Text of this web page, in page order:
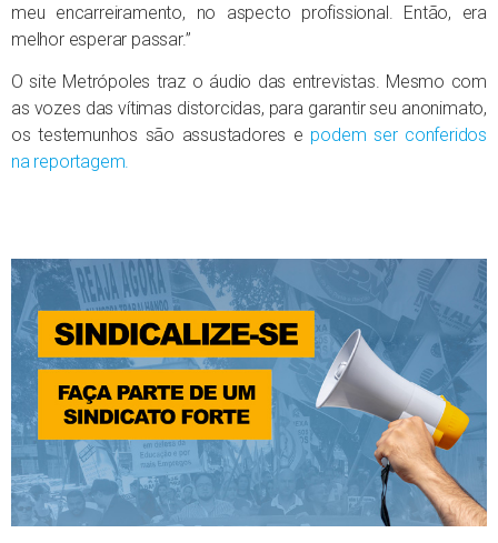
meu encarreiramento, no aspecto profissional. Então, era
melhor esperar passar.”
O site Metrópoles traz o áudio das entrevistas. Mesmo com
as vozes das vítimas distorcidas, para garantir seu anonimato,
os testemunhos são assustadores e podem ser conferidos
na reportagem.